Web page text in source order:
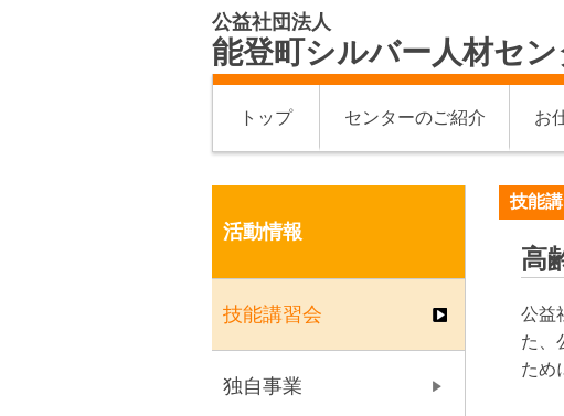
公益社団法人
能登町シルバー人材セン
トップ センターのご紹介 お
技能
高
公益
た、
ため
活動情報
技能講習会
独自事業